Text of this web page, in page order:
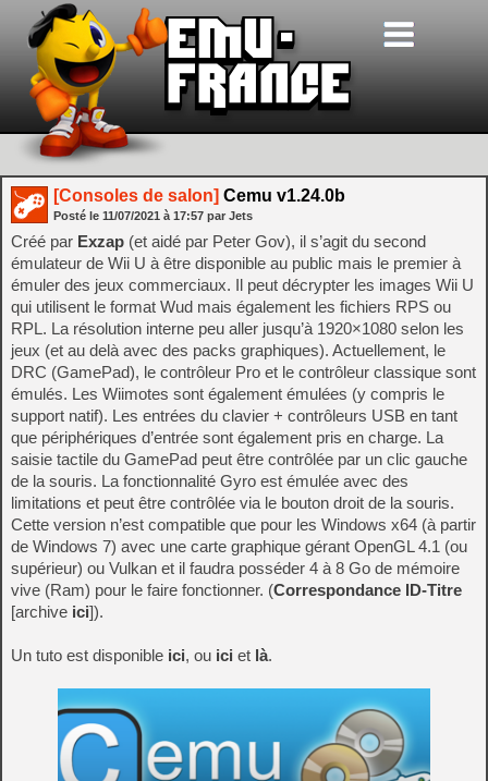
[Consoles de salon] Cemu v1.24.0b
Posté le 11/07/2021 à 17:57 par Jets
Créé par Exzap (et aidé par Peter Gov), il s’agit du second
émulateur de Wii U à être disponible au public mais le premier à
émuler des jeux commerciaux. Il peut décrypter les images Wii U
qui utilisent le format Wud mais également les fichiers RPS ou
RPL. La résolution interne peu aller jusqu’à 1920×1080 selon les
jeux (et au delà avec des packs graphiques). Actuellement, le
DRC (GamePad), le contrôleur Pro et le contrôleur classique sont
émulés. Les Wiimotes sont également émulées (y compris le
support natif). Les entrées du clavier + contrôleurs USB en tant
que périphériques d’entrée sont également pris en charge. La
saisie tactile du GamePad peut être contrôlée par un clic gauche
de la souris. La fonctionnalité Gyro est émulée avec des
limitations et peut être contrôlée via le bouton droit de la souris.
Cette version n’est compatible que pour les Windows x64 (à partir
de Windows 7) avec une carte graphique gérant OpenGL 4.1 (ou
supérieur) ou Vulkan et il faudra posséder 4 à 8 Go de mémoire
vive (Ram) pour le faire fonctionner. (Correspondance ID-Titre
[archive ici]).
Un tuto est disponible ici, ou ici et là.